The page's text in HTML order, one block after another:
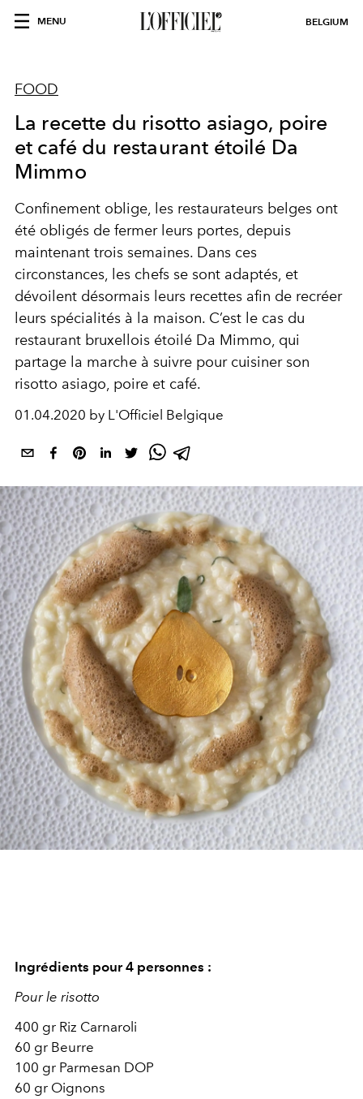
MENU BELGIUM
FOOD
La recette du risotto asiago, poire
et café du restaurant étoilé Da
Mimmo
Confinement oblige, les restaurateurs belges ont
été obligés de fermer leurs portes, depuis
maintenant trois semaines. Dans ces
circonstances, les chefs se sont adaptés, et
dévoilent désormais leurs recettes afin de recréer
leurs spécialités à la maison. C’est le cas du
restaurant bruxellois étoilé Da Mimmo, qui
partage la marche à suivre pour cuisiner son
risotto asiago, poire et café.
01.04.2020 by L'Officiel Belgique
Ingrédients pour 4 personnes :
Pour le risotto
400 gr Riz Carnaroli
60 gr Beurre
100 gr Parmesan DOP
60 gr Oignons